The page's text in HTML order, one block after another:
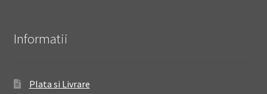
Informatii
Plata si Livrare